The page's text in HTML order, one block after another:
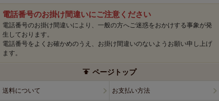
電話番号のお掛け間違いにご注意ください
電話番号のお掛け間違いにより、一般の方へご迷惑をおかけする事象が発
生しております。
電話番号をよくお確かめのうえ、お掛け間違いのないようお願い申し上げ
ます。
ページトップ
送料について お支払い方法